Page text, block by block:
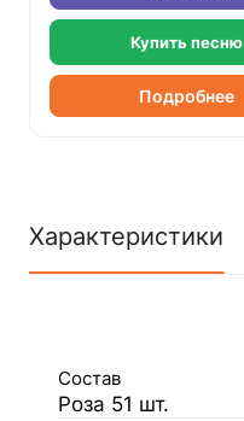
Купить песню
Подробнее
Характеристики
Состав
Роза 51 шт.